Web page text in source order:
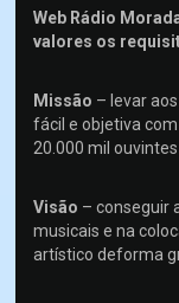
Web Rádio
valores os
Missão – levar
fácil e objetiva
20.000 mil ouvintes
Visão – conseguir
musicais e na
artístico deforma